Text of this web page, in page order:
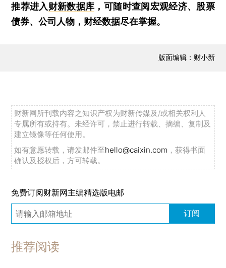
推荐进入财新数据库 ，可随时查阅宏观经济、股票
债券、公司人物，财经数据尽在掌握。
版面编辑：财小新
财新网所刊载内容之知识产权为财新传媒及/或相关权利人
专属所有或持有。未经许可，禁止进行转载、摘编、复制及
建立镜像等任何使用。
如有意愿转载，请发邮件至hello@caixin.com ，获得书面
确认及授权后，方可转载。
免费订阅财新网主编精选版电邮
订阅
推荐阅读